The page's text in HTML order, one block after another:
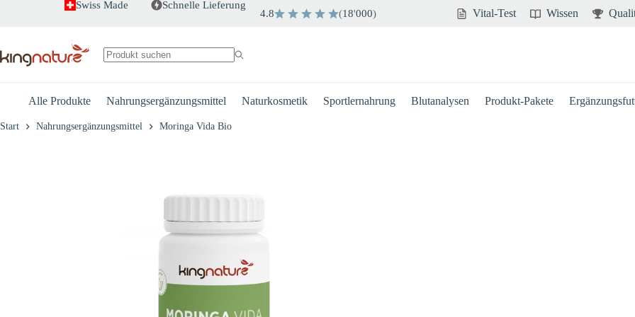
Swiss Made Schnelle Lieferung
4.8 (18'000) Vital-Test Wissen
Alle Produkte Nahrungsergänzungsmittel Naturkosmetik Sportlernahrung Blutanalysen Produkt-Pakete
Start Nahrungsergänzungsmittel Moringa Vida Bio